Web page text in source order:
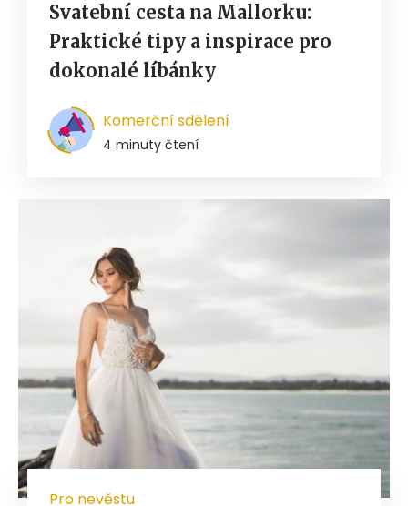
Svatební cesta na Mallorku:
Praktické tipy a inspirace pro
dokonalé líbánky
Komerční sdělení
4 minuty čtení
Pro nevěstu